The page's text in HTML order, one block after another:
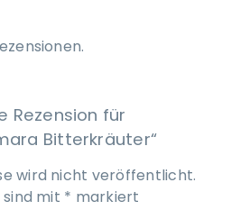
Rezension für
Bitterkräuter“
wird nicht veröffentlicht.
mit * markiert